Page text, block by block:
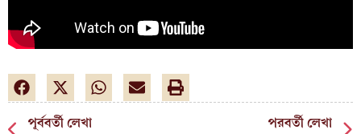
পূর্ববর্তী লেখা পরবর্তী লেখা